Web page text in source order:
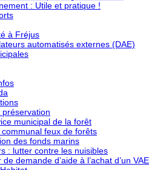
: Utile et pratique !
à Fréjus
automatisés externes (DAE)
préservation
municipal de la forêt
feux de forêts
des fonds marins
: lutter contre les nuisibles
de demande d’aide à l’achat d’un VAE